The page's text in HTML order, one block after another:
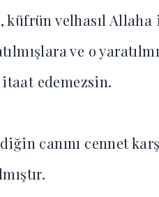
velhasıl Allaha
ve o
edemezsin.
canını cennet